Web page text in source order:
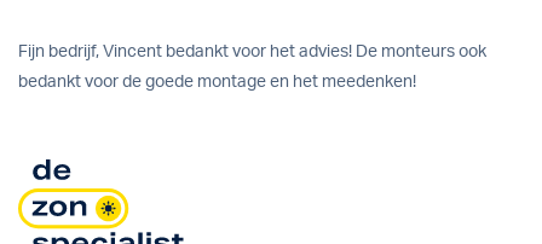
Fijn bedrijf, Vincent bedankt voor het advies! De monteurs ook
bedankt voor de goede montage en het meedenken!